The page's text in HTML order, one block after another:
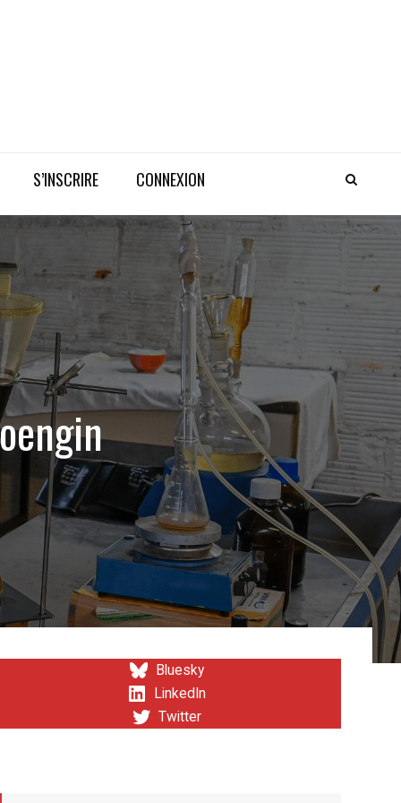
S’INSCRIRE CONNEXION
Bluesky
LinkedIn
Twitter